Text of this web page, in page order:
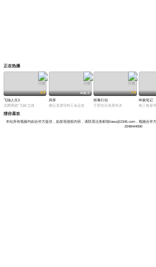
正在热播
8.9
飞驰人生3
沈腾再踏“飞驰”之路
46集全
风筝
柳云龙谱写特工命运史
7.9
斩毒行动
于荣光石兆琪对决
终极笔记
铁三角探
猜你喜欢
本站所有视频均由合作方提供，如发现侵权内容，请联系法务邮箱fawu@2345.com，视频合作
2048444090